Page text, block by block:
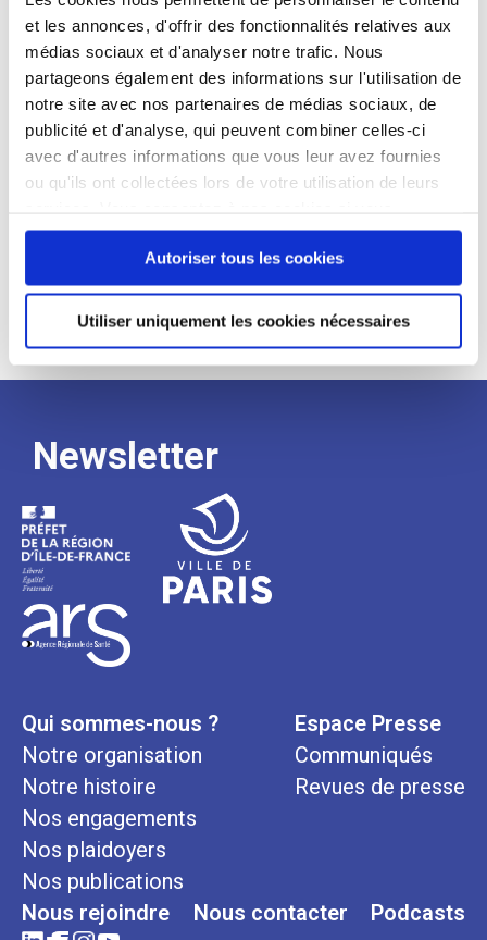
et les annonces, d'offrir des fonctionnalités relatives aux
médias sociaux et d'analyser notre trafic. Nous
partageons également des informations sur l'utilisation de
notre site avec nos partenaires de médias sociaux, de
publicité et d'analyse, qui peuvent combiner celles-ci
avec d'autres informations que vous leur avez fournies
ou qu'ils ont collectées lors de votre utilisation de leurs
continuez à utiliser notre site Web.
Autoriser tous les cookies
Utiliser uniquement les cookies nécessaires
Qualifications et diplômes :
Profil recherché :
Processus
de
recrutement
Newsletter
Qui sommes-nous ?
Notre organisation
Notre histoire
Nos engagements
Nos plaidoyers
Nos publications
Espace Presse
Communiqués
Revues de presse
Nous rejoindre Nous contacter Podcasts